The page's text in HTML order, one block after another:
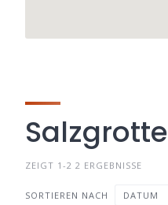
ZEIGT 1-2 2 ERGEBNISSE
SORTIEREN NACH DATUM